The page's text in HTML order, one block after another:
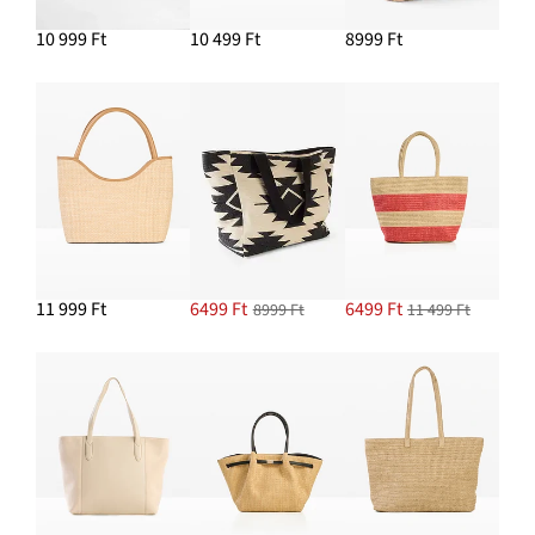
HOZZÁADÁS A KOSÁRHOZ
Papucs háncs hatású járótalppal
7499 Ft
10 999 Ft 10 499 Ft 8999 Ft
11 999 Ft 6499 Ft 8999 Ft 6499 Ft 11 499 Ft